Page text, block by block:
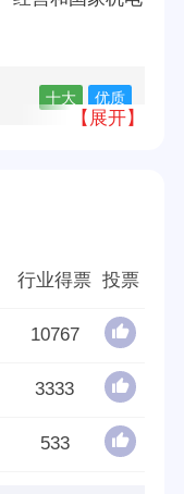
十大 优质
1951
423
68%
40个
【展开】
行业得票 投票
10767
3333
533